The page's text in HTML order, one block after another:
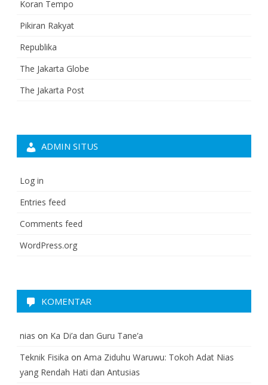
Koran Tempo
Pikiran Rakyat
Republika
The Jakarta Globe
The Jakarta Post
ADMIN SITUS
Log in
Entries feed
Comments feed
WordPress.org
KOMENTAR
nias on Ka Di’a dan Guru Tane’a
Teknik Fisika on Ama Ziduhu Waruwu: Tokoh Adat Nias
yang Rendah Hati dan Antusias